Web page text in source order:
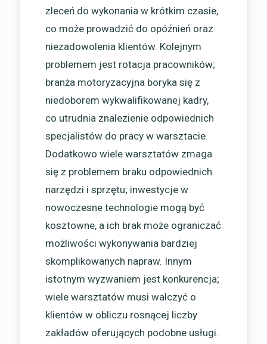
zleceń do wykonania w krótkim czasie,
co może prowadzić do opóźnień oraz
niezadowolenia klientów. Kolejnym
problemem jest rotacja pracowników;
branża motoryzacyjna boryka się z
niedoborem wykwalifikowanej kadry,
co utrudnia znalezienie odpowiednich
specjalistów do pracy w warsztacie.
Dodatkowo wiele warsztatów zmaga
się z problemem braku odpowiednich
narzędzi i sprzętu; inwestycje w
nowoczesne technologie mogą być
kosztowne, a ich brak może ograniczać
możliwości wykonywania bardziej
skomplikowanych napraw. Innym
istotnym wyzwaniem jest konkurencja;
wiele warsztatów musi walczyć o
klientów w obliczu rosnącej liczby
zakładów oferujących podobne usługi.